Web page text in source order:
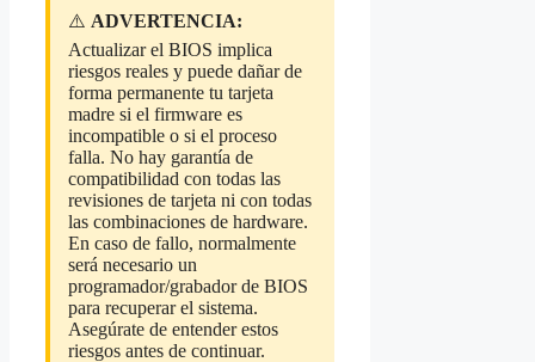
⚠️ ADVERTENCIA:
Actualizar el BIOS implica
riesgos reales y puede dañar de
forma permanente tu tarjeta
madre si el firmware es
incompatible o si el proceso
falla. No hay garantía de
compatibilidad con todas las
revisiones de tarjeta ni con todas
las combinaciones de hardware.
En caso de fallo, normalmente
será necesario un
programador/grabador de BIOS
para recuperar el sistema.
Asegúrate de entender estos
riesgos antes de continuar.